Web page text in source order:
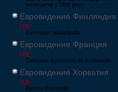
починаючи з 1956 року
Евровидение Финляндия
[33]
Eurovision laulukilpailu
Евровидение Франция
[49]
Concours Eurovision de la chanson
Евровидение Хорватия
[22]
Pjesma Eurovizije